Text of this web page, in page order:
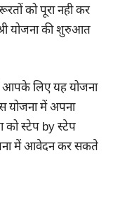
को पूरा नही कर
योजना की शुरुआत
आपके लिए यह योजना
योजना में अपना
को स्टेप by स्टेप
में आवेदन कर सकते